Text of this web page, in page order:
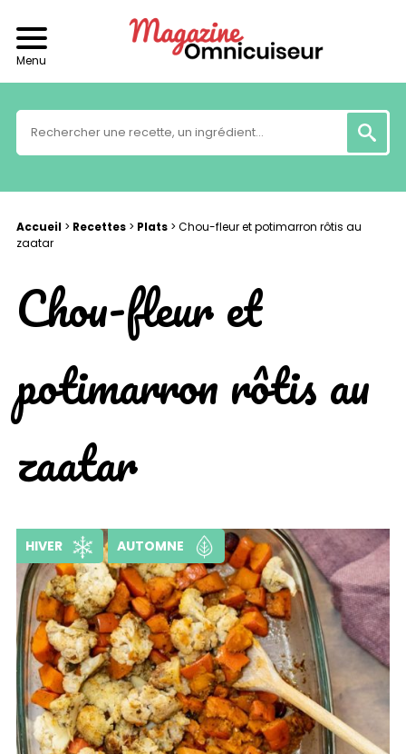
Menu
Accueil> Recettes> Plats> Chou-fleur et potimarron rôtis au
zaatar
Chou-fleur et
potimarron rôtis au
zaatar
HIVER AUTOMNE